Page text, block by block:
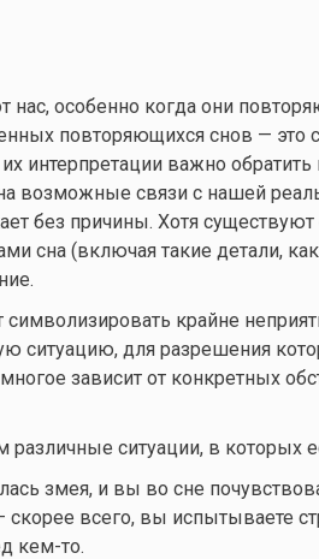
нас, особенно когда они
повторяющихся снов — это
интерпретации важно
возможные связи с нашей
без причины. Хотя
сна (включая такие детали,
крайне
ситуацию, для разрешения
зависит от конкретных
различные ситуации, в которых
змея, и вы во сне
скорее всего, вы испытываете
кем-то.